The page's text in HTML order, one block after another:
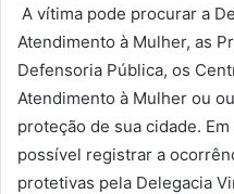
A vítima pode procurar a
Atendimento à Mulher, as
Defensoria Pública, os
Atendimento à Mulher ou
proteção de sua cidade.
possível registrar a
protetivas pela Delegacia